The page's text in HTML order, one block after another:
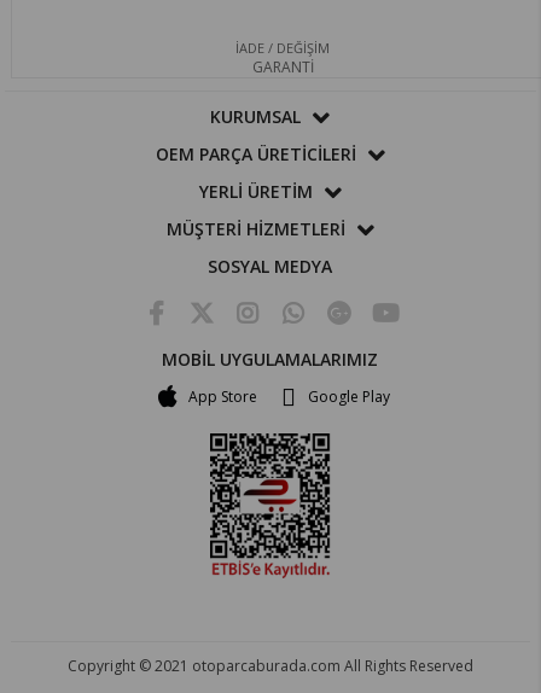
İADE / DEĞİŞİM
GARANTİ
KURUMSAL
OEM PARÇA ÜRETİCİLERİ
YERLİ ÜRETİM
MÜŞTERİ HİZMETLERİ
SOSYAL MEDYA
MOBİL UYGULAMALARIMIZ
App Store Google Play
Copyright © 2021 otoparcaburada.com All Rights Reserved